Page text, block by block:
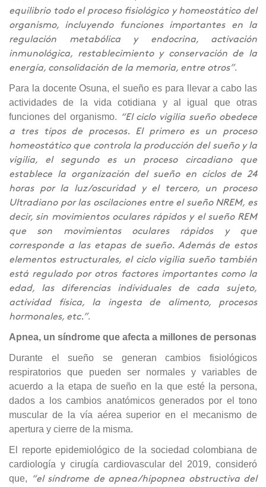
equilibrio todo el proceso fisiológico y homeostático del
organismo, incluyendo funciones importantes en la
regulación metabólica y endocrina, activación
inmunológica, restablecimiento y conservación de la
energía, consolidación de la memoria, entre otros”.
Para la docente Osuna, el sueño es para llevar a cabo las
actividades de la vida cotidiana y al igual que otras
funciones del organismo.
“El ciclo vigilia sueño obedece
a tres tipos de procesos. El primero es un proceso
homeostático que controla la producción del sueño y la
vigilia, el segundo es un proceso circadiano que
establece la organización del sueño en ciclos de 24
horas por la luz/oscuridad y el tercero, un proceso
Ultradiano por las oscilaciones entre el sueño NREM, es
decir, sin movimientos oculares rápidos y el sueño REM
que son movimientos oculares rápidos y que
corresponde a las etapas de sueño. Además de estos
elementos estructurales, el ciclo vigilia sueño también
está regulado por otros factores importantes como la
edad, las diferencias individuales de cada sujeto,
actividad física, la ingesta de alimento, procesos
hormonales, etc.”.
Apnea, un síndrome que afecta a millones de personas
Durante el sueño se generan cambios fisiológicos
respiratorios que pueden ser normales y variables de
acuerdo a la etapa de sueño en la que esté la persona,
dados a los cambios anatómicos generados por el tono
muscular de la vía aérea superior en el mecanismo de
apertura y cierre de la misma.
El reporte epidemiológico de la sociedad colombiana de
cardiología y cirugía cardiovascular del 2019, consideró
que,
“el síndrome de apnea/hipopnea obstructiva del